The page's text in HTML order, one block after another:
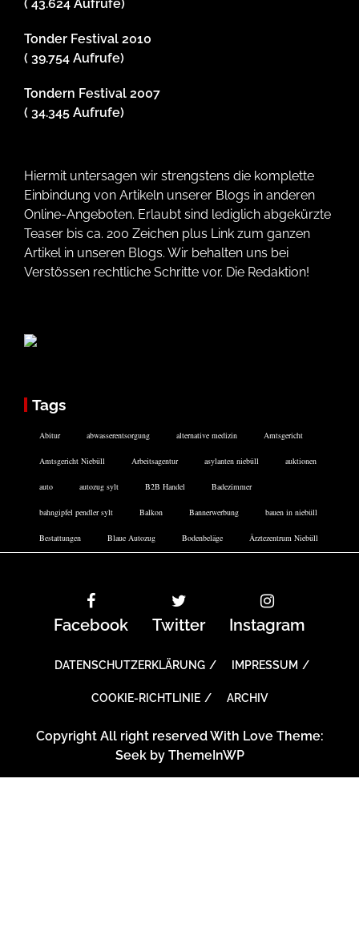
( 43.624 Aufrufe)
Tonder Festival 2010
( 39.754 Aufrufe)
Tondern Festival 2007
( 34.345 Aufrufe)
Hiermit untersagen wir strengstens die komplette
Einbindung von Artikeln unserer Blogs in anderen
Online-Angeboten. Erlaubt sind lediglich abgekürzte
Teaser bis ca. 200 Zeichen plus Link zum ganzen
Artikel in unseren Blogs. Wir behalten uns bei
Verstössen rechtliche Schritte vor. Die Redaktion!
Tags
Abitur abwasserentsorgung alternative medizin Amtsgericht
Amtsgericht Niebüll Arbeitsagentur asylanten niebüll auktionen
auto autozug sylt B2B Handel Badezimmer
bahngipfel pendler sylt Balkon Bannerwerbung bauen in niebüll
Bestattungen Blaue Autozug Bodenbeläge Ärztezentrum Niebüll
Facebook Twitter Instagram
DATENSCHUTZERKLÄRUNG IMPRESSUM
COOKIE-RICHTLINIE ARCHIV
Copyright All right reserved With Love Theme:
Seek by ThemeInWP